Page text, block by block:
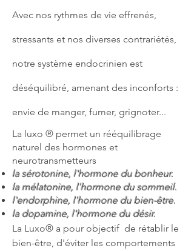
Avec nos rythmes de vie effrenés,
stressants et nos diverses contrariétés,
notre système endocrinien est
déséquilibré, amenant des inconforts :
envie de manger, fumer, grignoter...
La luxo ® permet un rééquilibrage
naturel des hormones et
neurotransmetteurs
la sérotonine, l'hormone du bonheur.
la mélatonine, l'hormone du sommeil.
l'endorphine, l'hormone du bien-être.
la dopamine, l'hormone du désir.
La Luxo® a pour objectif de rétablir le
bien-être, d'éviter les comportements